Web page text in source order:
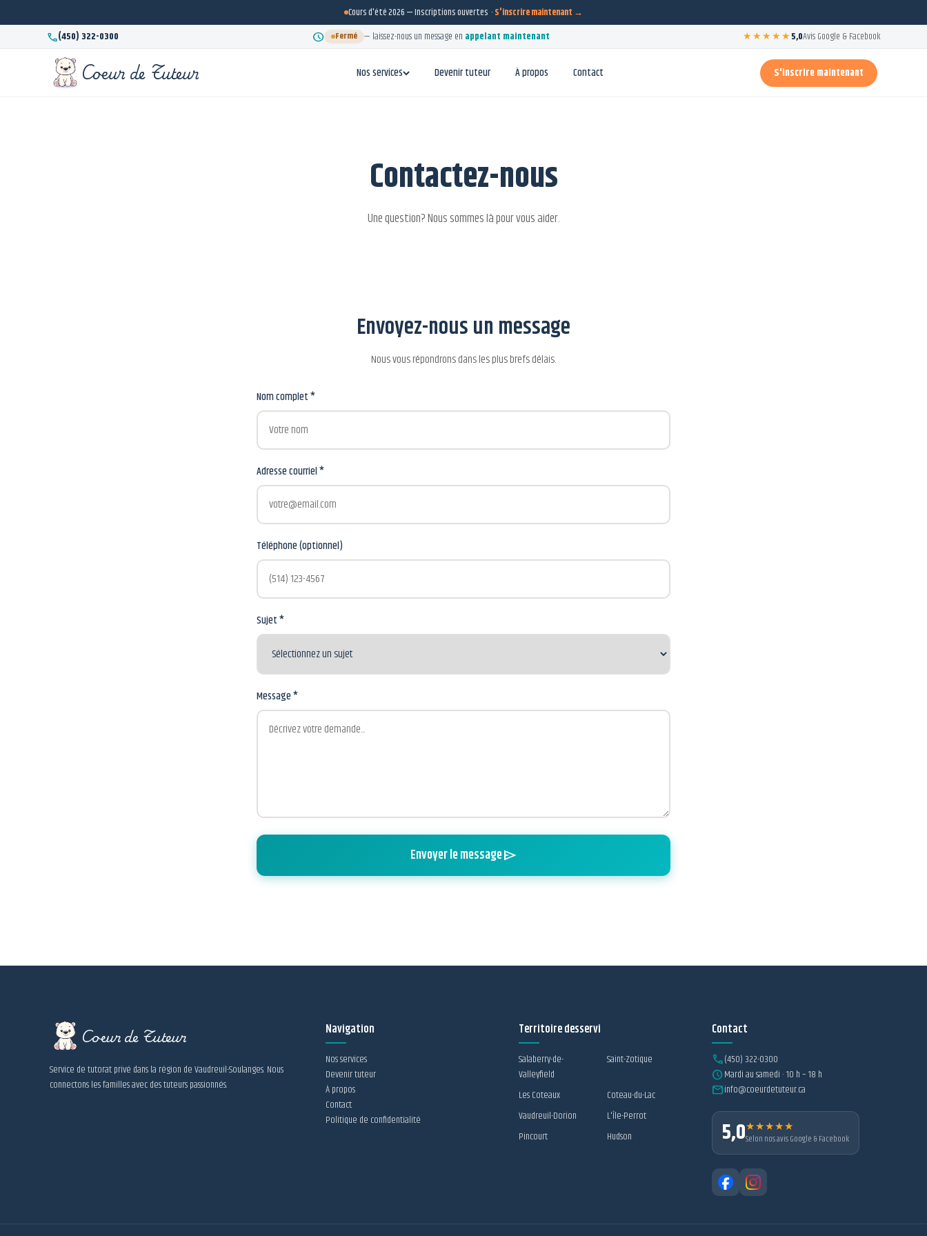
Cours d'été 2026 — Inscriptions ouvertes · S'inscrire maintenant →
call(450) 322-0300 schedule Fermé — laissez-nous un message en appelant maintenant ★★★★★5,0Avis Google & Facebook
Coeur de Tuteur Nos services Devenir tuteur À propos Contact S'inscrire maintenant
Contactez-nous
Une question? Nous sommes là pour vous aider.
Envoyez-nous un message
Nous vous répondrons dans les plus brefs délais.
Nom complet *
Adresse courriel *
Téléphone (optionnel)
Sujet *
Message *
Envoyer le messagesend
Coeur de Tuteur
Service de tutorat privé dans la région de Vaudreuil-Soulanges. Nous
connectons les familles avec des tuteurs passionnés.
Navigation
Nos services
Devenir tuteur
À propos
Contact
Politique de confidentialité
Territoire desservi
Salaberry-de-
Valleyfield
Saint-Zotique
Les Coteaux
Coteau-du-Lac
Vaudreuil-Dorion
L'Île-Perrot
Pincourt
Hudson
Contact
call(450) 322-0300
scheduleMardi au samedi · 10 h – 18 h
mailinfo@coeurdetuteur.ca
5,0★★★★★
Selon nos avis Google & Facebook